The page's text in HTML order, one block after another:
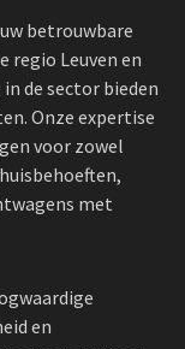
betrouwbare
regio Leuven en
de sector bieden
Onze expertise
voor zowel
met
en